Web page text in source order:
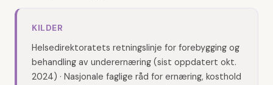
KILDER
Helsedirektoratets retningslinje for forebygging og
behandling av underernæring (sist oppdatert okt.
2024) · Nasjonale faglige råd for ernæring, kosthold